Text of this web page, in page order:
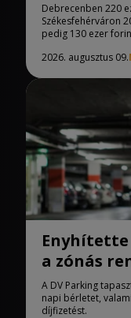
Debrecenben 220
Székesfehérváron
pedig 130 ezer
2026. augusztus 09.
a zónás
A DV Parking
napi bérletet,
díjfizetést.